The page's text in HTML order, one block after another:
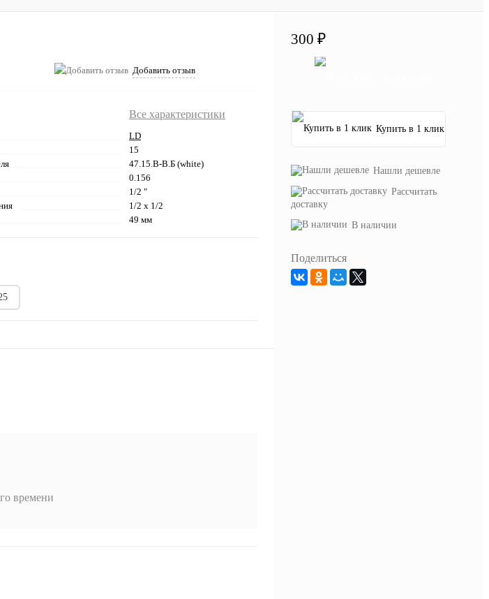
Добавить отзыв
Все характеристики
LD
15
47.15.В-В.Б (white)
0.156
1/2 "
1/2 x 1/2
49 мм
времени
300 ₽
Купить в 1 клик
Нашли дешевле
Рассчитать
доставку
В наличии
Поделиться